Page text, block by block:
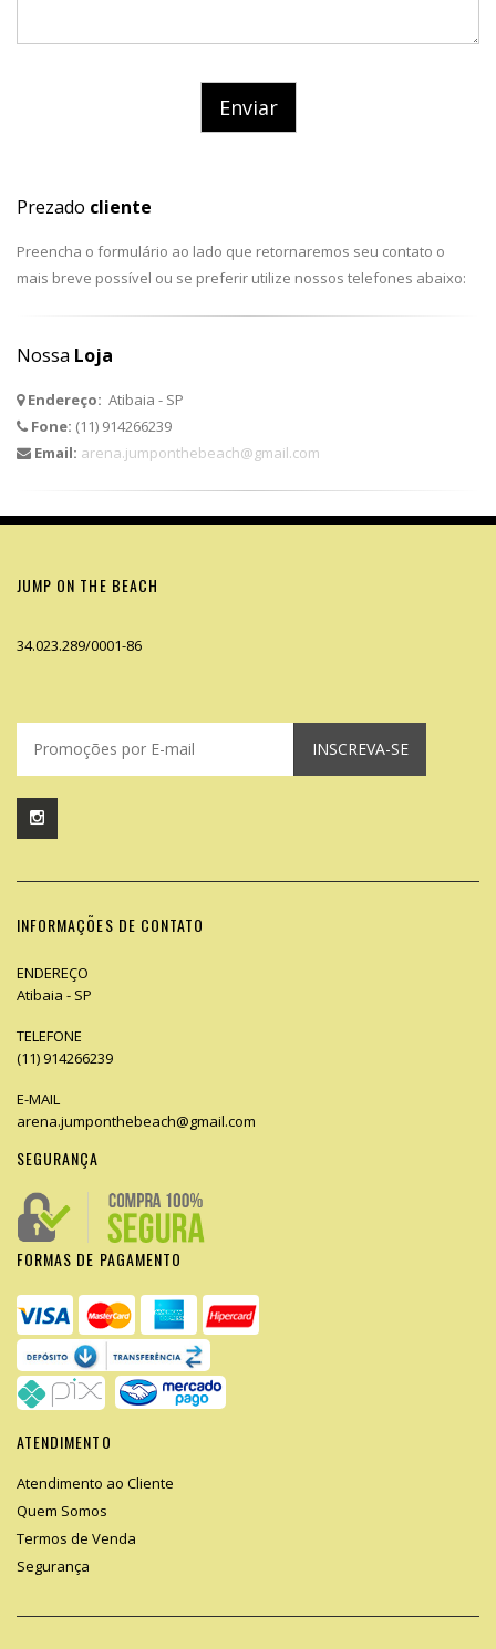
Prezado cliente
Preencha o formulário ao lado que retornaremos seu contato o
mais breve possível ou se preferir utilize nossos telefones abaixo:
Nossa Loja
Endereço: Atibaia - SP
Fone: (11) 914266239
Email: arena.jumponthebeach@gmail.com
JUMP ON THE BEACH
34.023.289/0001-86
INSCREVA-SE
INFORMAÇÕES DE CONTATO
ENDEREÇO
Atibaia - SP
TELEFONE
(11) 914266239
E-MAIL
arena.jumponthebeach@gmail.com
SEGURANÇA
FORMAS DE PAGAMENTO
ATENDIMENTO
Atendimento ao Cliente
Quem Somos
Termos de Venda
Segurança